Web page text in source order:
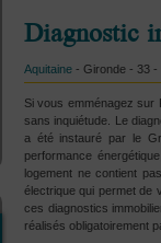
Diagnostic
Aquitaine - Gironde - 33 -
Si vous emménagez sur
sans inquiétude. Le
a été instauré par le
performance
logement ne contient
électrique qui permet de
ces diagnostics
réalisés obligatoirement